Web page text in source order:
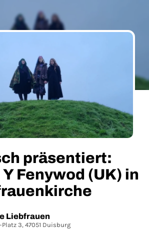
präsentiert:
Fenywod (UK) in
Liebfrauen
3, 47051 Duisburg